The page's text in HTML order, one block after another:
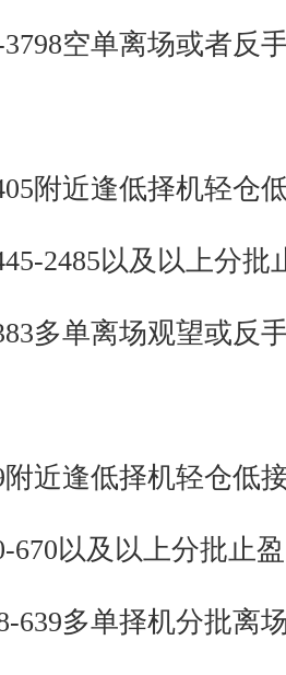
空单离场或者反
附近逢低择机轻仓
2485以及以上分批
多单离场观望或反
近逢低择机轻仓低
以及以上分批止盈
多单择机分批离